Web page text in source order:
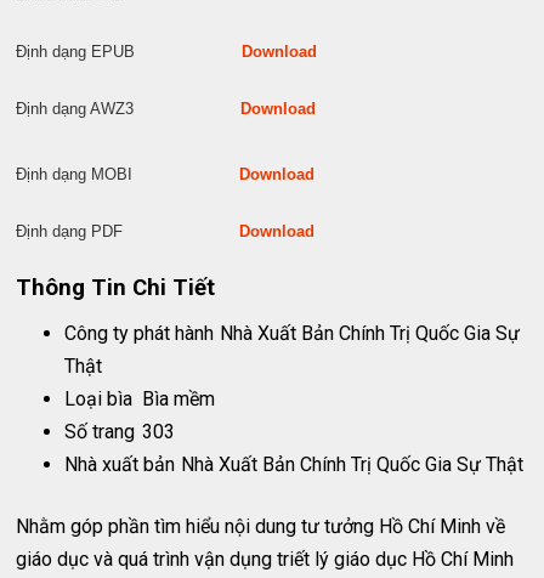
Định dạng EPUB Download
Định dạng AWZ3 Download
Định dạng MOBI Download
Định dạng PDF Download
Thông Tin Chi Tiết
Công ty phát hành Nhà Xuất Bản Chính Trị Quốc Gia Sự
Thật
Loại bìa Bìa mềm
Số trang 303
Nhà xuất bản Nhà Xuất Bản Chính Trị Quốc Gia Sự Thật
Nhằm góp phần tìm hiểu nội dung tư tưởng Hồ Chí Minh về
giáo dục và quá trình vận dụng triết lý giáo dục Hồ Chí Minh